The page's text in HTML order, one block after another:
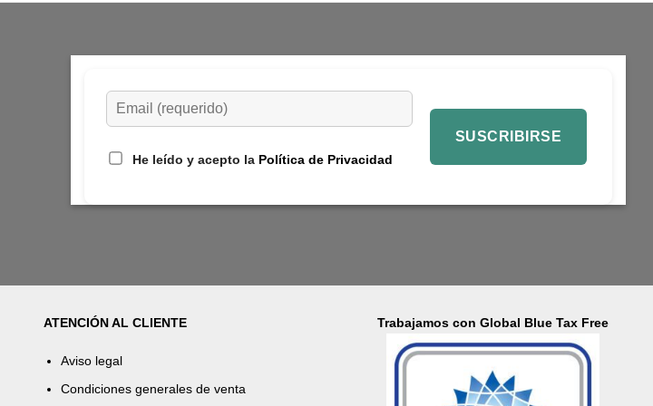
He leído y acepto la Política de Privacidad
ATENCIÓN AL CLIENTE
Aviso legal
Condiciones generales de venta
Trabajamos con Global Blue Tax Free